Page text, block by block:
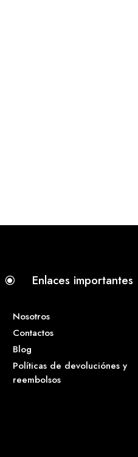
\ Enlaces importantes
Nosotros
Contactos
Blog
Políticas de devoluciónes y
reembolsos